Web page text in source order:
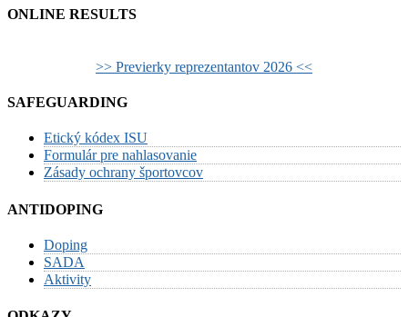
ONLINE RESULTS
>> Previerky reprezentantov 2026 <<
SAFEGUARDING
Etický kódex ISU
Formulár pre nahlasovanie
Zásady ochrany športovcov
ANTIDOPING
Doping
SADA
Aktivity